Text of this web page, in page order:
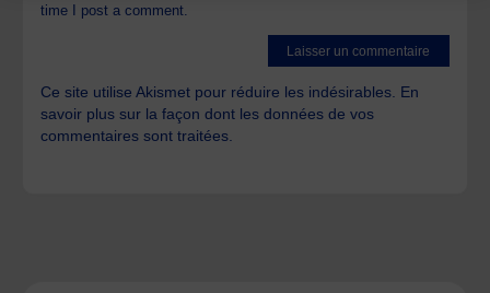
time I post a comment.
Ce site utilise Akismet pour réduire les indésirables. En
savoir plus sur la façon dont les données de vos
commentaires sont traitées